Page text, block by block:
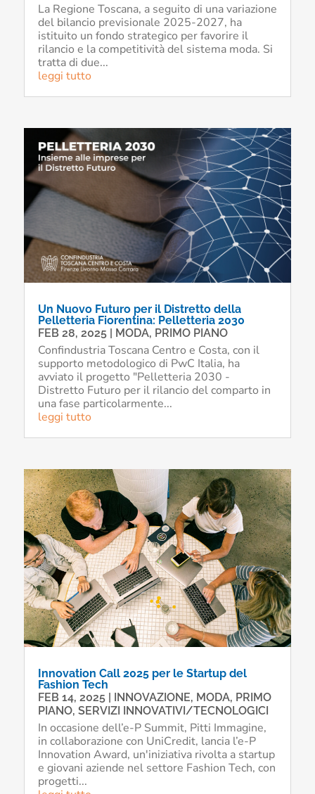
La Regione Toscana, a seguito di una variazione
del bilancio previsionale 2025-2027, ha
istituito un fondo strategico per favorire il
rilancio e la competitività del sistema moda. Si
tratta di due...
leggi tutto
Un Nuovo Futuro per il Distretto della
Pelletteria Fiorentina: Pelletteria 2030
FEB 28, 2025| MODA, PRIMO PIANO
Confindustria Toscana Centro e Costa, con il
supporto metodologico di PwC Italia, ha
avviato il progetto "Pelletteria 2030 -
Distretto Futuro per il rilancio del comparto in
una fase particolarmente...
leggi tutto
Innovation Call 2025 per le Startup del
Fashion Tech
FEB 14, 2025| INNOVAZIONE, MODA, PRIMO
PIANO, SERVIZI INNOVATIVI/TECNOLOGICI
In occasione dell’e-P Summit, Pitti Immagine,
in collaborazione con UniCredit, lancia l’e-P
Innovation Award, un'iniziativa rivolta a startup
e giovani aziende nel settore Fashion Tech, con
progetti...